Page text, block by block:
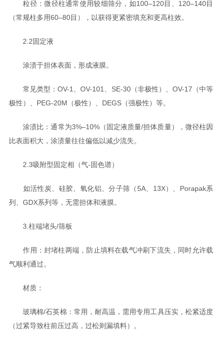
粒径：微径柱通常使用较细筛分，如100–120目、120–140目
（常规柱多用60–80目），以获得更紧密填充和更高柱效。
2.2固定液
涂渍于担体表面，形成液膜。
常见类型：OV-1、OV-101、SE-30（非极性）、OV-17（中等
极性）、PEG-20M（极性）、DEGS（强极性）等。
涂渍比：通常为3%–10%（固定液质量/担体质量），微径柱因
比表面积大，涂渍量往往偏低以减少流失。
2.3吸附型固定相（气-固色谱）
如活性炭、硅胶、氧化铝、分子筛（5A、13X）、Porapak系
列、GDX系列等，无需担体和液膜。
3.柱端堵头/筛板
作用：封堵柱两端，防止填料在载气冲刷下流失，同时允许载
气顺利通过。
材质：
玻璃棉/石英棉：常用，耐高温，需用专用工具压实，松紧适度
（过紧导致柱前压过高，过松则漏填料）。